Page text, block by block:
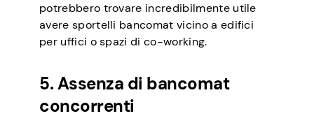
potrebbero trovare incredibilmente utile
avere sportelli bancomat vicino a edifici
per uffici o spazi di co-working.
5. Assenza di bancomat
concorrenti